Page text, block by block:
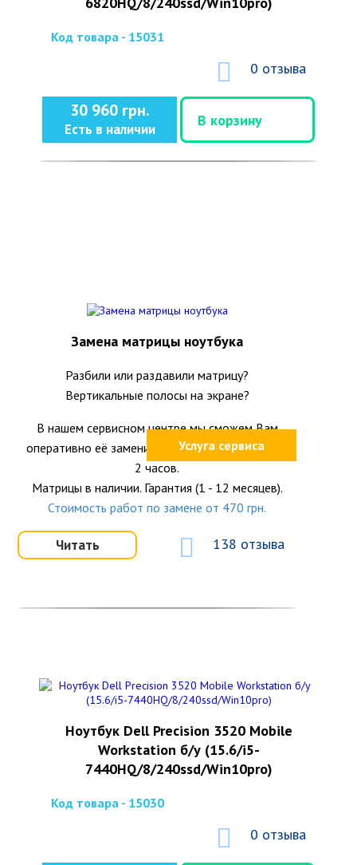
Код товара - 15031
0 отзыва
30 960 грн.
Есть в наличии
В корзину
Услуга сервиса
Замена матрицы ноутбука
Разбили или раздавили матрицу?
Вертикальные полосы на экране?
В нашем сервисном центре мы сможем Вам
оперативно её заменить на новую в течение 1-
2 часов.
Матрицы в наличии. Гарантия (1 - 12 месяцев).
Стоимость работ по замене от 470 грн.
Читать 138 отзыва
Ноутбук Dell Precision 3520 Mobile
Workstation б/у (15.6/i5-
7440HQ/8/240ssd/Win10pro)
Код товара - 15030
0 отзыва